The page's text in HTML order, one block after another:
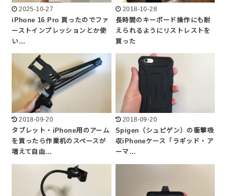
2025-10-27
iPhone 16 Pro 買ったのでファ
ーストインプレッションとか使
い…
2018-10-28
長時間のキーボード操作にも耐
えられるようにリストレストを
買った
2018-09-20
タブレット・iPhone用のアーム
を買ったら作業机のスペースが
増えて自由…
2018-09-20
Spigen（シュピゲン）の衝撃吸
収iPhoneケース「ラギッド・ア
ーマ…